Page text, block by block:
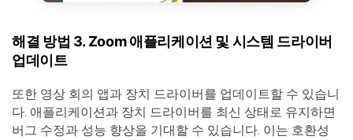
해결 방법 3. Zoom 애플리케이션 및 시스템 드라이버
업데이트
또한 영상 회의 앱과 장치 드라이버를 업데이트할 수 있습니
다. 애플리케이션과 장치 드라이버를 최신 상태로 유지하면
버그 수정과 성능 향상을 기대할 수 있습니다. 이는 호환성